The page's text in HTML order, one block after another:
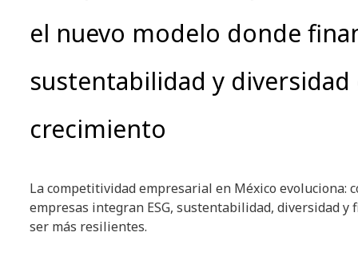
el nuevo modelo donde
sustentabilidad y diversidad
crecimiento
La competitividad empresarial en México evoluciona:
empresas integran ESG, sustentabilidad, diversidad y
ser más resilientes.